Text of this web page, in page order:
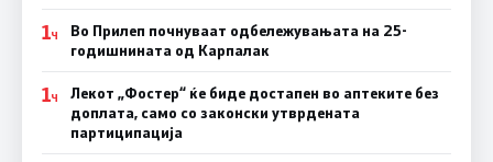
1Ч
Во Прилеп почнуваат одбележувањата на 25-
годишнината од Карпалак
1Ч
Лекот „Фостер“ ќе биде достапен во аптеките без
доплата, само со законски утврдената
партиципација